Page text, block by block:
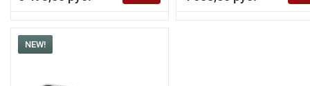
NEW!